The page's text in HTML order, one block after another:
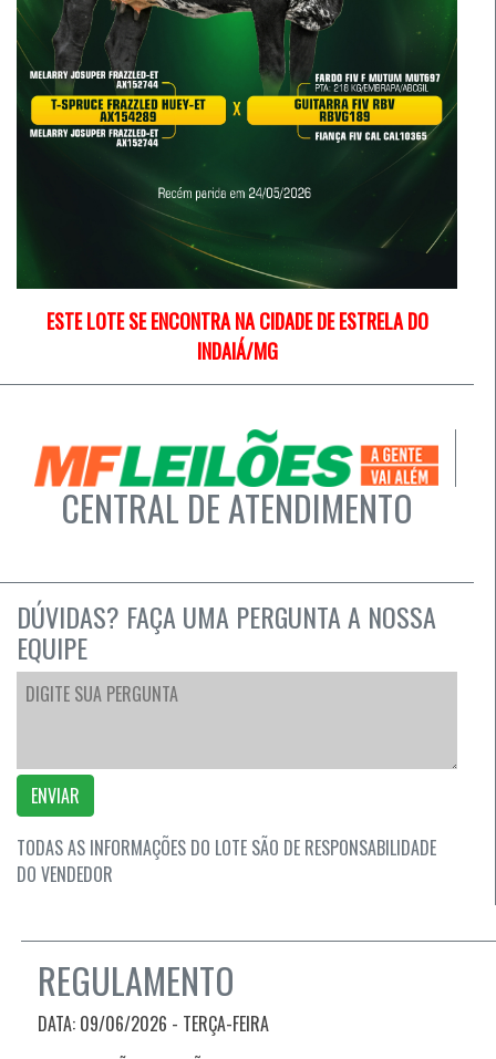
ESTE LOTE SE ENCONTRA NA CIDADE DE ESTRELA DO
INDAIÁ/MG
CENTRAL DE ATENDIMENTO
DÚVIDAS? FAÇA UMA PERGUNTA A NOSSA
EQUIPE
ENVIAR
TODAS AS INFORMAÇÕES DO LOTE SÃO DE RESPONSABILIDADE
DO VENDEDOR
REGULAMENTO
DATA: 09/06/2026 - TERÇA-FEIRA